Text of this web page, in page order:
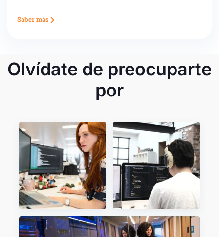
Saber más
Olvídate de preocuparte
por